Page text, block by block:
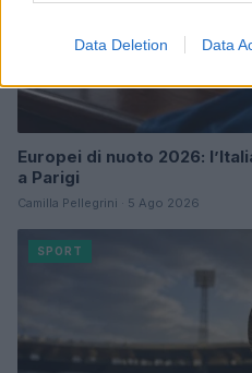
Data Deletion Data
Europei di nuoto 2026:
a Parigi
Camilla Pellegrini · 5 Ago 2026
SPORT